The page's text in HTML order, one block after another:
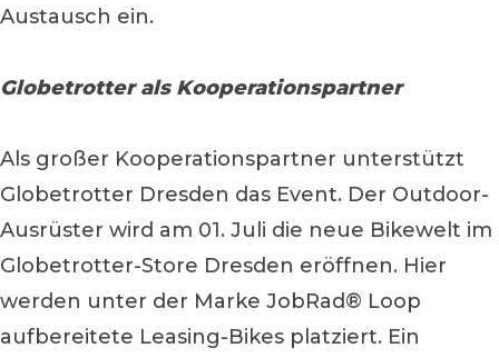
Austausch ein.
Globetrotter als Kooperationspartner
Als großer Kooperationspartner unterstützt
Globetrotter Dresden das Event. Der Outdoor-
Ausrüster wird am 01. Juli die neue Bikewelt im
Globetrotter-Store Dresden eröffnen. Hier
werden unter der Marke JobRad® Loop
aufbereitete Leasing-Bikes platziert. Ein